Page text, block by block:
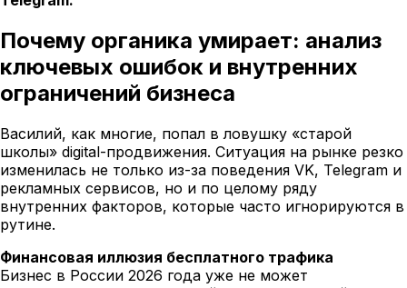
Почему органика умирает: анализ
ключевых ошибок и внутренних
ограничений бизнеса
Василий, как многие, попал в ловушку «старой
школы» digital-продвижения. Ситуация на рынке резко
изменилась не только из-за поведения VK, Telegram и
рекламных сервисов, но и по целому ряду
внутренних факторов, которые часто игнорируются в
рутине.
Финансовая иллюзия бесплатного трафика
Бизнес в России 2026 года уже не может